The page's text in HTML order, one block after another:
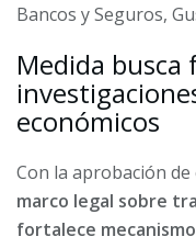
Bancos y Seguros,
Medida
económicos
Con la aprobación de
marco legal sobre
fortalece